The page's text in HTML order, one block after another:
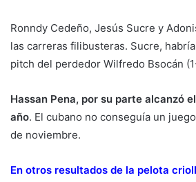
Ronndy Cedeño, Jesús Sucre y
las carreras filibusteras. Sucre,
pitch del perdedor Wilfredo Bsocán
Hassan Pena, por su parte alcanzó
año. El cubano no conseguía un
de noviembre.
En otros resultados de la pelota